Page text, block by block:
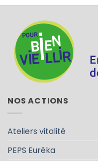
NOS ACTIONS
Ateliers vitalité
PEPS Eurêka